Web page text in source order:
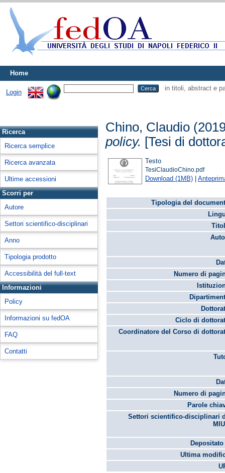
Home
Login
in titoli, abstract e
Ricerca
Ricerca semplice
Ricerca avanzata
Ultime accessioni
Scorri per
Autore
Settori scientifico-disciplinari
Anno
Tipologia prodotto
Accessibilità del full-text
Informazioni
Policy
Informazioni su fedOA
FAQ
Contatti
Chino, Claudio
policy. [Tesi di
Testo
TesiClaudioChino.pdf
Download (1MB) |
Tipologia del
Numero di
Ciclo di
Coordinatore del Corso di
Numero di
Parole
Settori scientifico-disciplinari
Ultima